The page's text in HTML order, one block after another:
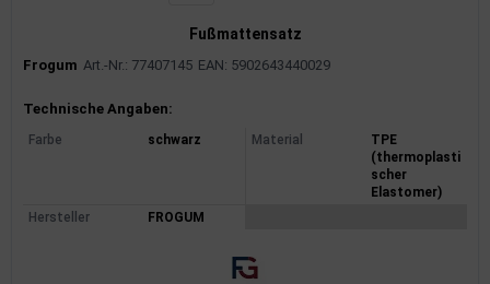
Fußmattensatz
Frogum Art.-Nr.: 77407145 EAN: 5902643440029
Produktinformationen
Technische Angaben:
Farbe schwarz Material
TPE
(thermoplasti
scher
Elastomer)
Hersteller
FROGUM